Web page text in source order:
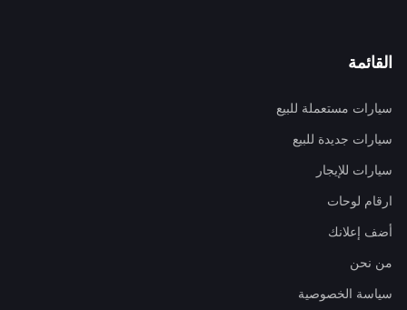
القائمة
سيارات مستعملة للبيع
سيارات جديدة للبيع
سيارات للإيجار
ارقام لوحات
أضف إعلانك
من نحن
سياسة الخصوصية